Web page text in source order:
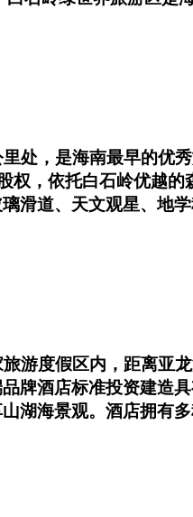
处，是海南最早的优
权，依托白石岭优越
滑道、天文观星、地
游度假区内，距离亚
牌酒店标准投资建造
湖海景观。酒店拥有